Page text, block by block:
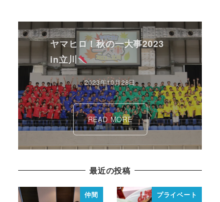
ヤマヒロ！秋の一大事2023
in立川
2023年10月28日
READ MORE
最近の投稿
仲間 プライベート